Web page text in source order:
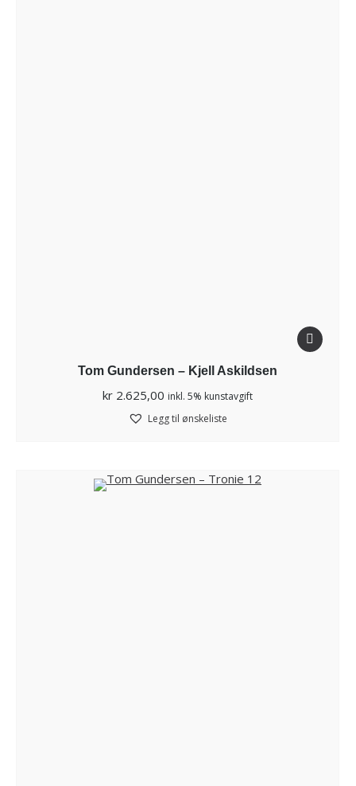
Tom Gundersen – Kjell Askildsen
kr 2.625,00 inkl. 5% kunstavgift
Legg til ønskeliste